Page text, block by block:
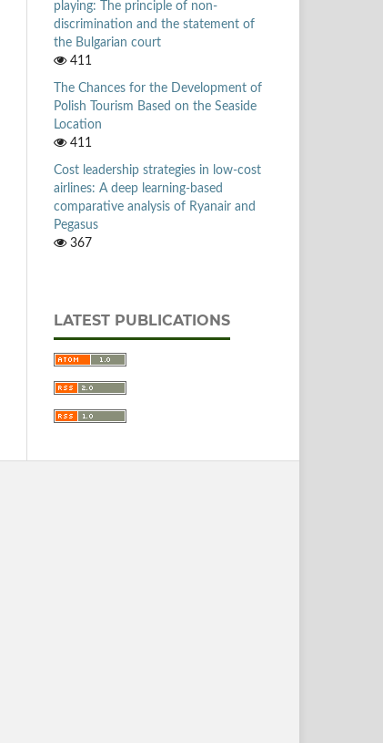
playing: The principle of non-
discrimination and the statement of
the Bulgarian court
411
The Chances for the Development of
Polish Tourism Based on the Seaside
Location
411
Cost leadership strategies in low-cost
airlines: A deep learning-based
comparative analysis of Ryanair and
Pegasus
367
LATEST PUBLICATIONS